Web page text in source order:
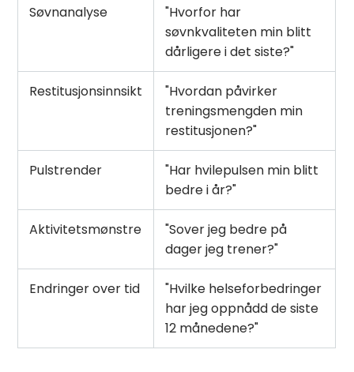
Søvnanalyse
"Hvorfor har
søvnkvaliteten min blitt
dårligere i det siste?"
Restitusjonsinnsikt
"Hvordan påvirker
treningsmengden min
restitusjonen?"
Pulstrender
"Har hvilepulsen min blitt
bedre i år?"
Aktivitetsmønstre
"Sover jeg bedre på
dager jeg trener?"
Endringer over tid
"Hvilke helseforbedringer
har jeg oppnådd de siste
12 månedene?"